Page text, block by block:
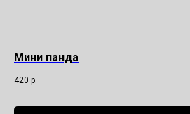
Мини панда
420 р.